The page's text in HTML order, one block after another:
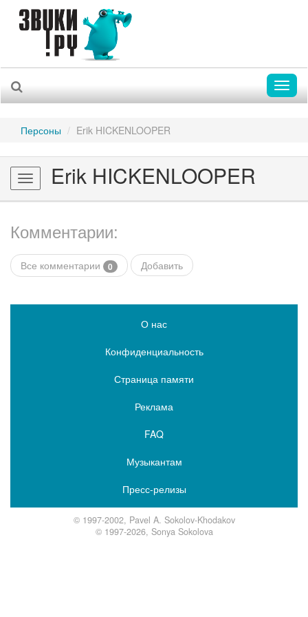
Персоны Erik HICKENLOOPER
Toggle
navigation
Erik HICKENLOOPER
Комментарии:
Все комментарии 0 Добавить
О нас
Конфиденциальность
Страница памяти
Реклама
FAQ
Музыкантам
Пресс-релизы
© 1997-2002, Pavel A. Sokolov-Khodakov
© 1997-2026, Sonya Sokolova